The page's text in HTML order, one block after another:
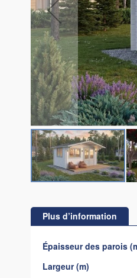
the
beginning
gallery
Plus d’information
Plus
d’information
Épaisseur des parois
Largeur (m)